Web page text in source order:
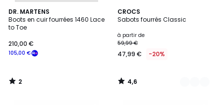
DR. MARTENS
Boots en cuir fourrées 1460 Lace
to Toe
105,00 €
210,00 €
2
/
5
2
/
CROCS
Sabots fourrés Classic
à partir de
59,99 €
47,99 € -20%
4,6
/ 5
4
Couleurs
4,6
/